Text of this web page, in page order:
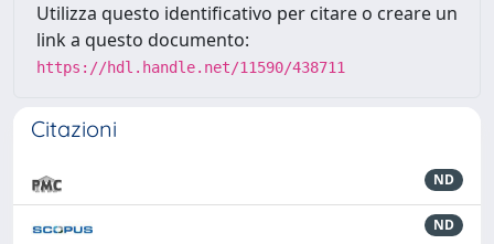
Utilizza questo identificativo per citare o creare un
link a questo documento:
https://hdl.handle.net/11590/438711
Citazioni
ND
ND